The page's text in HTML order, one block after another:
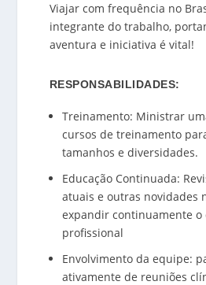
Viajar com frequência no
integrante do trabalho,
aventura e iniciativa é vital!
RESPONSABILIDADES:
Treinamento: Ministrar
cursos de treinamento
tamanhos e diversidades.
Educação Continuada:
atuais e outras novidades
expandir continuamente o
profissional
Envolvimento da equipe:
ativamente de reuniões